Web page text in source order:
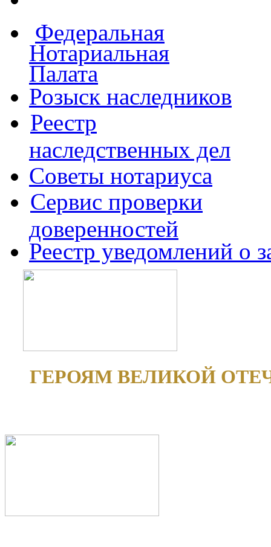
Федеральная
Нотариальная
Палата
Розыск наследников
Реестр
наследственных дел
Советы нотариуса
Сервис проверки
доверенностей
Реестр уведомлений о
ГЕРОЯМ ВЕЛИКОЙ